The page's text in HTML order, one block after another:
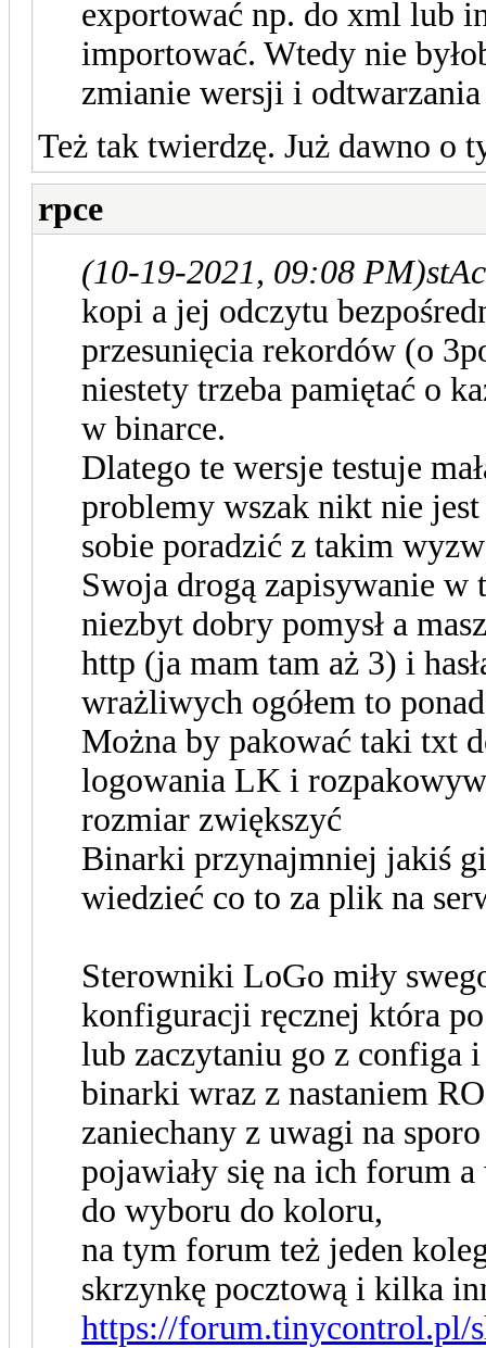
exportować np. do xml lub
importować. Wtedy nie
zmianie wersji i
Też tak twierdzę. Już dawno o
rpce
(10-19-2021, 09:08 PM)
kopi a jej odczytu
przesunięcia rekordów (o
niestety trzeba pamiętać o
w binarce.
Dlatego te wersje testuje
problemy wszak nikt nie
sobie poradzić z takim
Swoja drogą zapisywanie w
niezbyt dobry pomysł a
http (ja mam tam aż 3) i
wrażliwych ogółem to
Można by pakować taki txt
logowania LK i
rozmiar zwiększyć
Binarki przynajmniej jakiś
wiedzieć co to za plik na
Sterowniki LoGo miły
konfiguracji ręcznej która
lub zaczytaniu go z configa
binarki wraz z nastaniem
zaniechany z uwagi na
pojawiały się na ich forum
do wyboru do koloru,
na tym forum też jeden
skrzynkę pocztową i kilka
https://forum.tinycontrol.pl/